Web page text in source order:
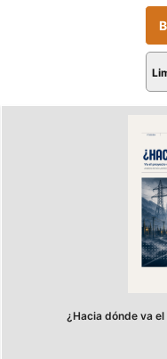
¿Hacia dónde va